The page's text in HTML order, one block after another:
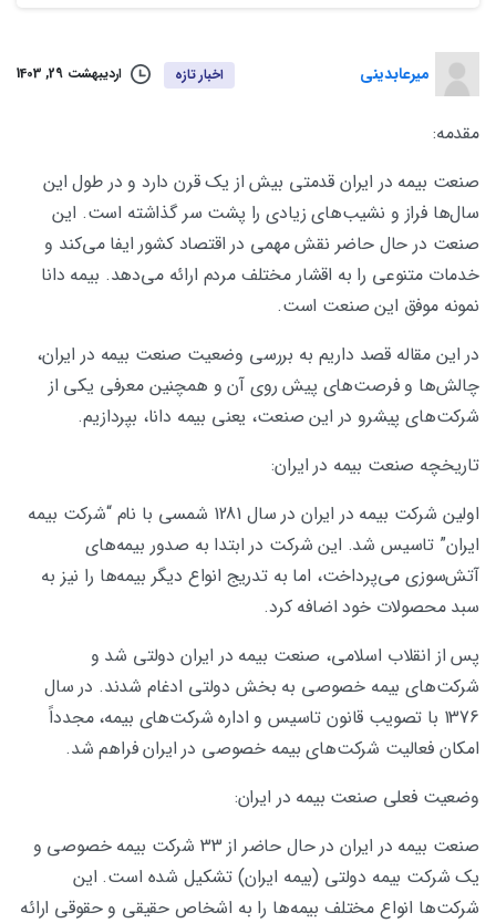
میرعابدینی اخبار تازه اردیبهشت 29, 1403
مقدمه:
صنعت بیمه در ایران قدمتی بیش از یک قرن دارد و در طول این
سال‌ها فراز و نشیب‌های زیادی را پشت سر گذاشته است. این
صنعت در حال حاضر نقش مهمی در اقتصاد کشور ایفا می‌کند و
خدمات متنوعی را به اقشار مختلف مردم ارائه می‌دهد. بیمه دانا
نمونه موفق این صنعت است.
در این مقاله قصد داریم به بررسی وضعیت صنعت بیمه در ایران،
چالش‌ها و فرصت‌های پیش روی آن و همچنین معرفی یکی از
شرکت‌های پیشرو در این صنعت، یعنی بیمه دانا، بپردازیم.
تاریخچه صنعت بیمه در ایران:
اولین شرکت بیمه در ایران در سال 1281 شمسی با نام “شرکت بیمه
ایران” تاسیس شد. این شرکت در ابتدا به صدور بیمه‌های
آتش‌سوزی می‌پرداخت، اما به تدریج انواع دیگر بیمه‌ها را نیز به
سبد محصولات خود اضافه کرد.
پس از انقلاب اسلامی، صنعت بیمه در ایران دولتی شد و
شرکت‌های بیمه خصوصی به بخش دولتی ادغام شدند. در سال
1376 با تصویب قانون تاسیس و اداره شرکت‌های بیمه، مجدداً
امکان فعالیت شرکت‌های بیمه خصوصی در ایران فراهم شد.
وضعیت فعلی صنعت بیمه در ایران:
صنعت بیمه در ایران در حال حاضر از 33 شرکت بیمه خصوصی و
یک شرکت بیمه دولتی (بیمه ایران) تشکیل شده است. این
شرکت‌ها انواع مختلف بیمه‌ها را به اشخاص حقیقی و حقوقی ارائه